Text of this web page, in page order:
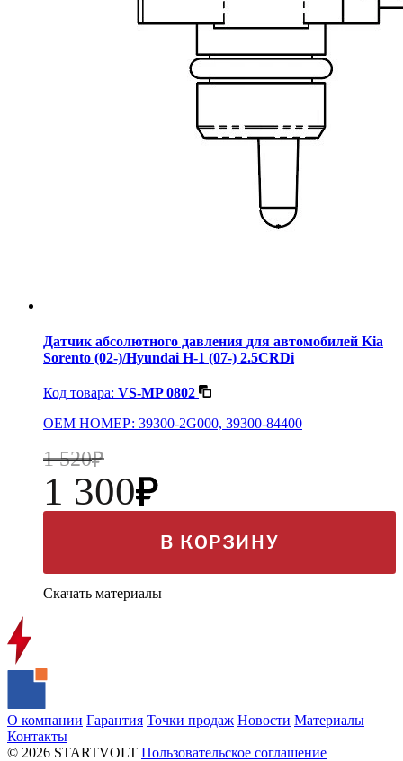
Датчик абсолютного давления для автомобилей Kia
Sorento (02-)/Hyundai H-1 (07-) 2.5CRDi
Код товара: VS-MP 0802
OEM НОМЕР: 39300-2G000, 39300-84400
1 520
1 300
В КОРЗИНУ
Скачать материалы
О компании Гарантия Точки продаж Новости Материалы
Контакты
© 2026 STARTVOLT Пользовательское соглашение